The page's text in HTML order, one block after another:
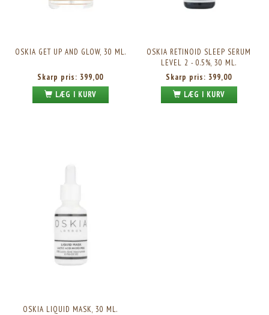
OSKIA GET UP AND GLOW, 30 ML.
Skarp pris: 399,00
LÆG I KURV
OSKIA RETINOID SLEEP SERUM
LEVEL 2 - 0.5%, 30 ML.
Skarp pris: 399,00
LÆG I KURV
OSKIA LIQUID MASK, 30 ML.